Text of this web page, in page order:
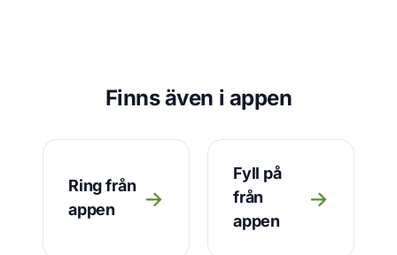
Finns även i appen
Ring från
appen
→
Fyll på
från
appen
→